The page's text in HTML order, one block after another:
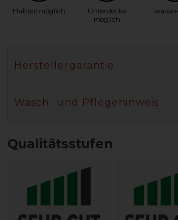
Halsteil möglich
Unterdecke
möglich
Herstellergarantie
Wasch- und Pflegehinweis
Qualitätsstufen